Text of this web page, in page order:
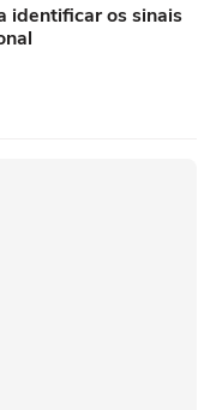
identificar os sinais